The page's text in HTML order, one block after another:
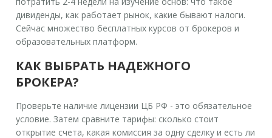
дивиденды, как работает рынок, какие бывают налоги.
Сейчас множество бесплатных курсов от брокеров и
образовательных платформ.
КАК ВЫБРАТЬ НАДЕЖНОГО
БРОКЕРА?
Проверьте наличие лицензии ЦБ РФ - это обязательное
условие. Затем сравните тарифы: сколько стоит
открытие счета, какая комиссия за одну сделку и есть ли